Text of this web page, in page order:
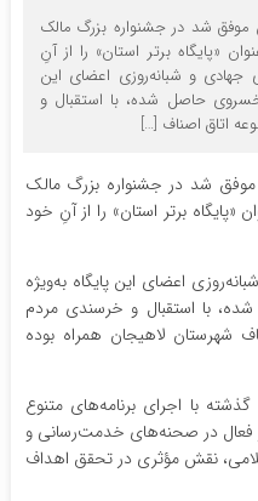
موفق شد در جشنواره بزرگ مالک
«پایگاه برتر استان» را از آنِ
و شبانه‌روزی اعضای این
حاصل شده، با استقبال و
اتاق اصناف […]
موفق شد در جشنواره بزرگ مالک
«پایگاه برتر استان» را از آنِ خود
اعضای این پایگاه به‌ویژه
با استقبال و خرسندی مردم
شهرستان لاهیجان همراه بوده
با اجرای برنامه‌های متنوع
فعال در صحنه‌های خدمت‌رسانی و
نقش مؤثری در تحقق اهداف